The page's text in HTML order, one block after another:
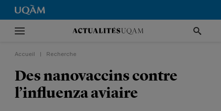
Accueil Recherche
Des nanovaccins contre
l’influenza aviaire